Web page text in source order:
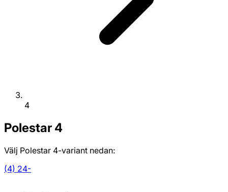
4
Polestar4
Välj Polestar 4-variant nedan:
(4) 24-